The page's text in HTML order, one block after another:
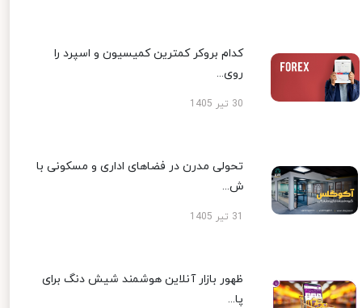
کدام بروکر کمترین کمیسیون و اسپرد را
روی...
30 تیر 1405
تحولی مدرن در فضاهای اداری و مسکونی با
ش...
ظهور بازار آنلاین هوشمند شیش دنگ برای
پا...